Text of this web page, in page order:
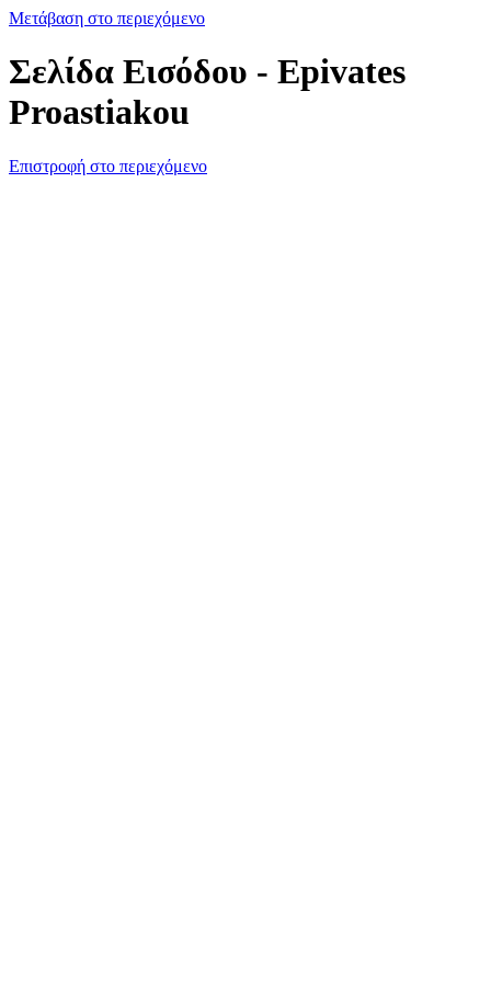
Μετάβαση στο περιεχόμενο
Σελίδα Εισόδου - Epivates
Proastiakou
Επιστροφή στο περιεχόμενο